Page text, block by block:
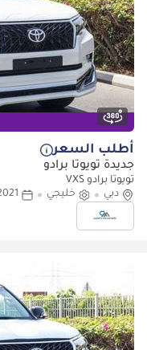
أطلب السعر
جديدة تويوتا برادو
تويوتا برادو VXS
دبي
خليجي